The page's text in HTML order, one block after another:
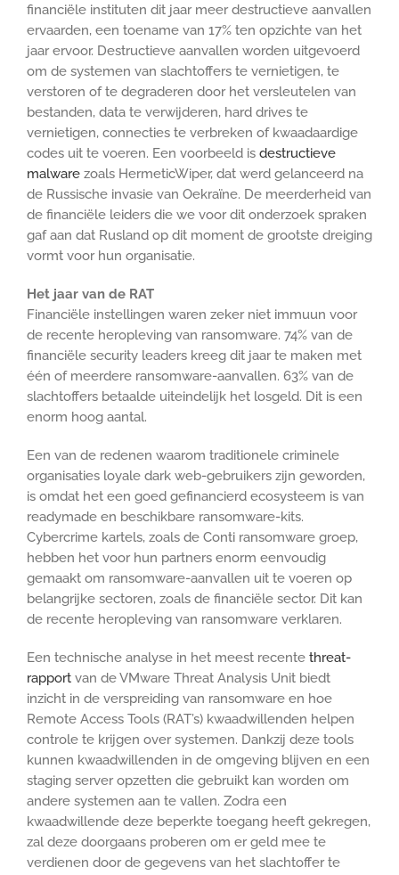
financiële instituten dit jaar meer destructieve aanvallen
ervaarden, een toename van 17% ten opzichte van het
jaar ervoor. Destructieve aanvallen worden uitgevoerd
om de systemen van slachtoffers te vernietigen, te
verstoren of te degraderen door het versleutelen van
bestanden, data te verwijderen, hard drives te
vernietigen, connecties te verbreken of kwaadaardige
codes uit te voeren. Een voorbeeld is destructieve
malware zoals HermeticWiper, dat werd gelanceerd na
de Russische invasie van Oekraïne. De meerderheid van
de financiële leiders die we voor dit onderzoek spraken
gaf aan dat Rusland op dit moment de grootste dreiging
vormt voor hun organisatie.
Het jaar van de RAT
Financiële instellingen waren zeker niet immuun voor
de recente heropleving van ransomware. 74% van de
financiële security leaders kreeg dit jaar te maken met
één of meerdere ransomware-aanvallen. 63% van de
slachtoffers betaalde uiteindelijk het losgeld. Dit is een
enorm hoog aantal.
Een van de redenen waarom traditionele criminele
organisaties loyale dark web-gebruikers zijn geworden,
is omdat het een goed gefinancierd ecosysteem is van
readymade en beschikbare ransomware-kits.
Cybercrime kartels, zoals de Conti ransomware groep,
hebben het voor hun partners enorm eenvoudig
gemaakt om ransomware-aanvallen uit te voeren op
belangrijke sectoren, zoals de financiële sector. Dit kan
de recente heropleving van ransomware verklaren.
Een technische analyse in het meest recente threat-
rapport van de VMware Threat Analysis Unit biedt
inzicht in de verspreiding van ransomware en hoe
Remote Access Tools (RAT’s) kwaadwillenden helpen
controle te krijgen over systemen. Dankzij deze tools
kunnen kwaadwillenden in de omgeving blijven en een
staging server opzetten die gebruikt kan worden om
andere systemen aan te vallen. Zodra een
kwaadwillende deze beperkte toegang heeft gekregen,
zal deze doorgaans proberen om er geld mee te
verdienen door de gegevens van het slachtoffer te